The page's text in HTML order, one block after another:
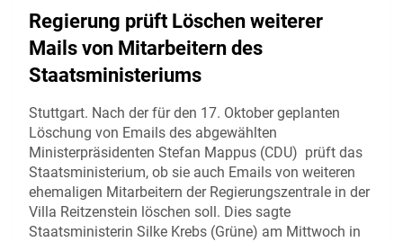
Regierung prüft Löschen weiterer
Mails von Mitarbeitern des
Staatsministeriums
Stuttgart. Nach der für den 17. Oktober geplanten
Löschung von Emails des abgewählten
Ministerpräsidenten Stefan Mappus (CDU) prüft das
Staatsministerium, ob sie auch Emails von weiteren
ehemaligen Mitarbeitern der Regierungszentrale in der
Villa Reitzenstein löschen soll. Dies sagte
Staatsministerin Silke Krebs (Grüne) am Mittwoch in